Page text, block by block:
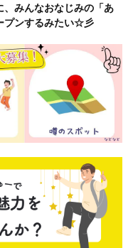
、みんなおなじみの「あ
プンするみたい☆彡